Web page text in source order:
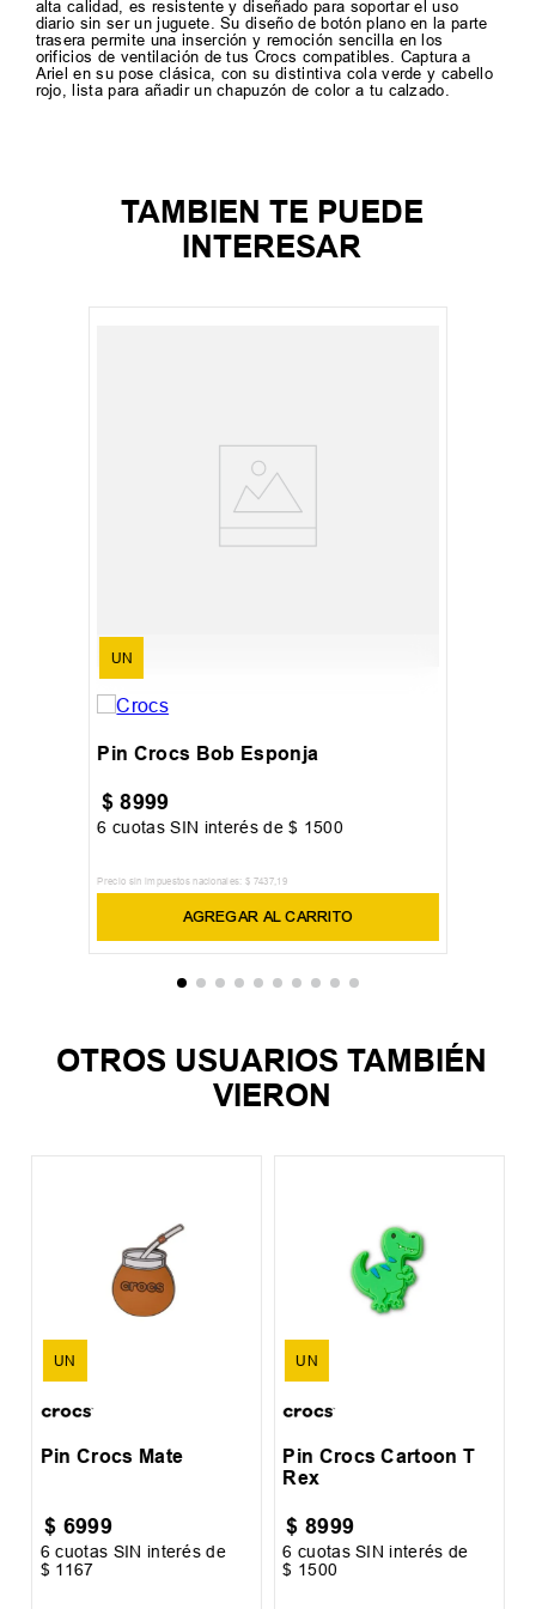
alta calidad, es resistente y diseñado para soportar el uso
diario sin ser un juguete. Su diseño de botón plano en la parte
trasera permite una inserción y remoción sencilla en los
orificios de ventilación de tus Crocs compatibles. Captura a
Ariel en su pose clásica, con su distintiva cola verde y cabello
rojo, lista para añadir un chapuzón de color a tu calzado.
TAMBIEN TE PUEDE
INTERESAR
UN
Pin Crocs Bob Esponja
$ 8999
6 cuotas SIN interés de$ 1500
Precio sin impuestos nacionales: $ 7437,19
AGREGAR AL CARRITO
OTROS USUARIOS TAMBIÉN
VIERON
UN
Pin Crocs Mate
$ 6999
6 cuotas SIN interés de
$ 1167
UN
Pin Crocs Cartoon T
Rex
$ 8999
6 cuotas SIN interés de
$ 1500